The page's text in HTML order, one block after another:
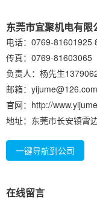
东莞市宜聚机电有限
电话：0769-81601925
传真：0769-81603065
负责人：杨先生
邮箱：
官网：http://
地址：东莞市长安镇霄
一键导航到公司
在线留言